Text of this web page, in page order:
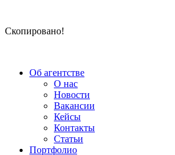
Скопировано!
Об агентстве
О нас
Новости
Вакансии
Кейсы
Контакты
Статьи
Портфолио